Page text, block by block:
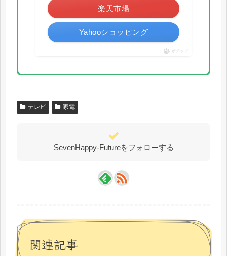
楽天市場
Yahooショッピング
ポチップ
テレビ 家電
SevenHappy-Futureをフォローする
関連記事